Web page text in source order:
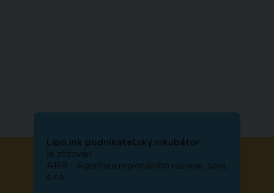
Lipo.ink podnikatelský inkubátor
je zřizován
ARR - Agentura regionálního rozvoje, spol.
s r.o.